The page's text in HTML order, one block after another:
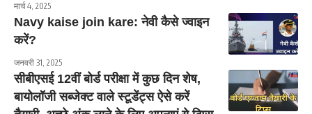
मार्च 4, 2025
Navy kaise join kare: नेवी कैसे ज्वाइन
करें?
जनवरी 31, 2025
सीबीएसई 12वीं बोर्ड परीक्षा में कुछ दिन शेष,
बायोलॉजी सब्जेक्ट वाले स्टूडेंट्स ऐसे करें